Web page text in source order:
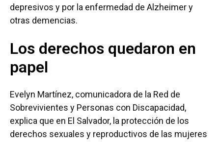
depresivos y por la enfermedad de Alzheimer y
otras demencias.
Los derechos quedaron en
papel
Evelyn Martínez, comunicadora de la Red de
Sobrevivientes y Personas con Discapacidad,
explica que en El Salvador, la protección de los
derechos sexuales y reproductivos de las mujeres